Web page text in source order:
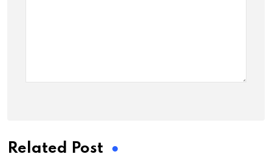
Related Post